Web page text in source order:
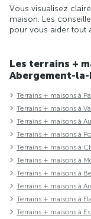
Vous visualisez
maison. Les
pour vous aider tout
Les terrains +
Abergement-la-
Terrains + maisons à
Terrains + maisons à
Terrains + maisons à
Terrains + maisons à
Terrains + maisons à
Terrains + maisons à
Terrains + maisons à
Terrains + maisons à
Terrains + maisons à
Terrains + maisons à